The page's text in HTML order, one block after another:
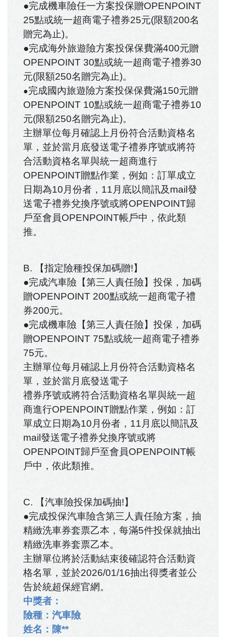
●完成機車險任一方案投保贈OPENPOINT
25點或統一超商電子禮券25元(限額200名
贈完為止)。
●完成海外旅遊險方案投保保費滿400元贈
OPENPOINT 30點或統一超商電子禮券30
元(限額250名贈完為止)。
●完成國內旅遊險方案投保保費滿150元贈
OPENPOINT 10點或統一超商電子禮券10
元(限額250名贈完為止)。
主辦單位每月確認上月份符合活動資格名
單，並於當月底發送電子禮券序號或將符
合活動資格名單與統一超商進行
OPENPOINT贈點作業，例如：訂單成立
日期為10月份者，11月底以簡訊及mail發
送電子禮券兌換序號或將OPENPOINT歸
戶至會員OPENPOINT帳戶中，依此類
推。
B. 【指定險種投保加碼贈!】
●完成汽車險【第三人責任險】投保，加碼
贈OPENPOINT 200點或統一超商電子禮
券200元。
●完成機車險【第三人責任險】投保，加碼
贈OPENPOINT 75點或統一超商電子禮券
75元。
主辦單位每月確認上月份符合活動資格名
單，並於當月底發送電子
禮券序號或將符合活動資格名單與統一超
商進行OPENPOINT贈點作業，例如：訂
單成立日期為10月份者，11月底以簡訊及
mail發送電子禮券兌換序號或將
OPENPOINT歸戶至會員OPENPOINT帳
戶中，依此類推。
C. 【汽車險投保加碼抽!】
●完成投保汽車險含第三人責任險方案，抽
精緻洗車券套票乙本，每滿5件投保就抽出
精緻洗車券套票乙本。
主辦單位將於活動結束後確認符合活動資
格名單，並於2026/01/16抽出得獎者並公
告於統超保經官網。
中獎者：
險種：汽車險
姓名：陳**